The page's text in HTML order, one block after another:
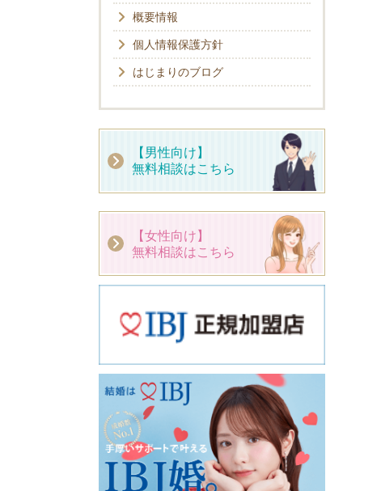
概要情報
個人情報保護方針
はじまりのブログ
【男性向け】
無料相談はこちら
【女性向け】
無料相談はこちら